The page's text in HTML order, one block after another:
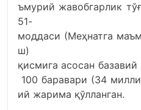
ъмурий жавобгарлик
51-
моддаси (Меҳнатга
ш)
қисмига асосан базавий
100 баравари (34
ий жарима қўлланган.